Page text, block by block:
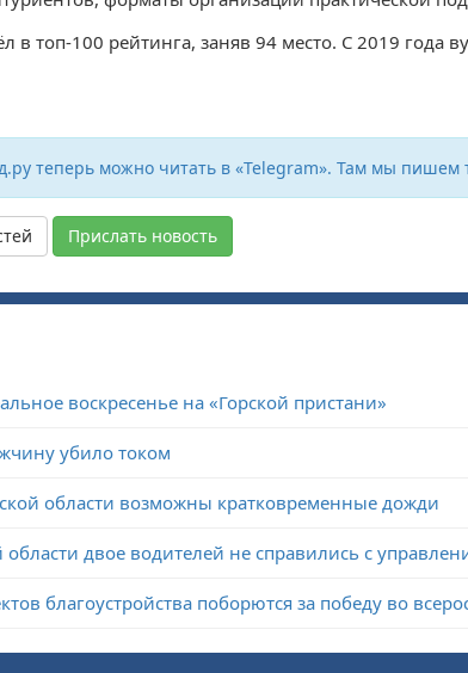
в топ-100 рейтинга, заняв 94 место. С 2019 года
теперь можно читать в «Telegram». Там мы
Прислать новость
воскресенье на «Горской пристани»
убило током
области возможны кратковременные дожди
области двое водителей не справились с
благоустройства поборются за победу во